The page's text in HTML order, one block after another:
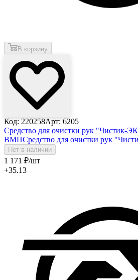
В корзину
Код: 220258Арт: 6205
Средство для очистки рук "Чистик-
ВМПСредство для очистки рук
Нет в наличии
1 171 ₽/шт
+35.13